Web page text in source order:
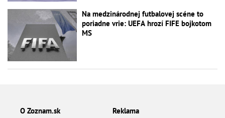
Na medzinárodnej futbalovej scéne to
poriadne vrie: UEFA hrozí FIFE bojkotom
MS
O Zoznam.sk Reklama